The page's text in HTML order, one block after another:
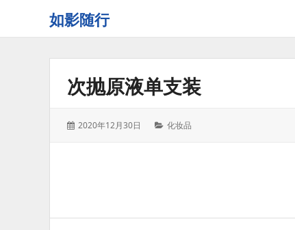
如影随行
果
录
次抛原液单支装
发
2020年12月30日
分
化妆品